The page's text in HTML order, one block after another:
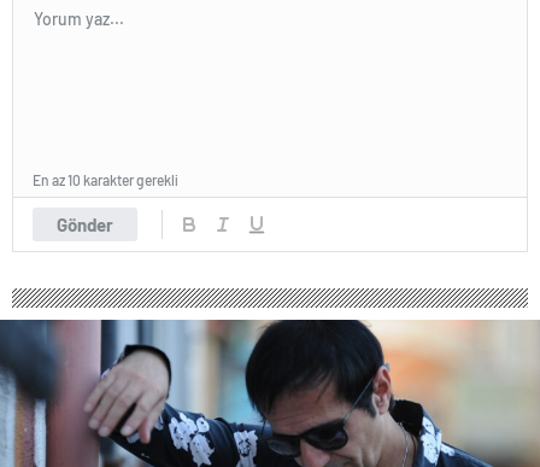
Gönder
En az 10 karakter gerekli